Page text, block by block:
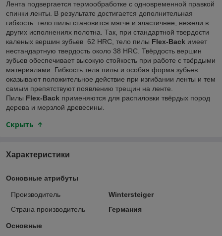
Лента подвергается термообработке с одновременной правкой
спинки ленты. В результате достигается дополнительная
гибкость: тело пилы становится мягче и эластичнее, нежели в
других исполнениях полотна. Так, при стандартной твердости
каленых вершин зубьев 62 HRC, тело пилы Flex-Back имеет
нестандартную твердость около 38 HRC. Твёрдость вершин
зубьев обеспечивает высокую стойкость при работе с твёрдыми
материалами. Гибкость тела пилы и особая форма зубьев
оказывают положительное действие при изгибании ленты и тем
самым препятствуют появлению трещин на ленте.
Пилы Flex-Back применяются для распиловки твёрдых пород
дерева и мерзлой древесины.
Скрыть
Характеристики
Основные атрибуты
Производитель
Wintersteiger
Страна производитель
Германия
Основные